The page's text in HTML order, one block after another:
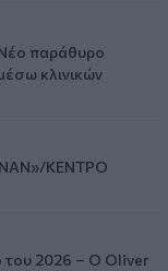
παράθυρο
κλινικών
ΚΕΝΤΡΟ
του 2026 – Ο Oliver